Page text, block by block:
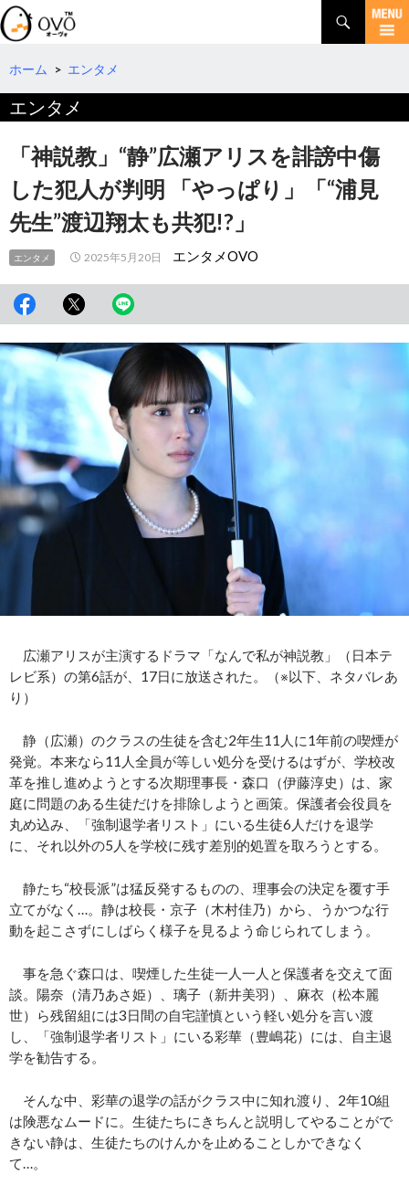
検
索
コ
テ
へ
ホーム > エンタメ
エンタメ
「神説教」“静”広瀬アリスを誹謗中傷
した犯人が判明 「やっぱり」「“浦見
先生”渡辺翔太も共犯!?」
エンタメ 2025年5月20日 エンタメOVO
広瀬アリスが主演するドラマ「なんで私が神説教」（日本テ
レビ系）の第6話が、17日に放送された。（※以下、ネタバレあ
り）
静（広瀬）のクラスの生徒を含む2年生11人に1年前の喫煙が
発覚。本来なら11人全員が等しい処分を受けるはずが、学校改
革を推し進めようとする次期理事長・森口（伊藤淳史）は、家
庭に問題のある生徒だけを排除しようと画策。保護者会役員を
丸め込み、「強制退学者リスト」にいる生徒6人だけを退学
に、それ以外の5人を学校に残す差別的処置を取ろうとする。
静たち“校長派”は猛反発するものの、理事会の決定を覆す手
立てがなく…。静は校長・京子（木村佳乃）から、うかつな行
動を起こさずにしばらく様子を見るよう命じられてしまう。
事を急ぐ森口は、喫煙した生徒一人一人と保護者を交えて面
談。陽奈（清乃あさ姫）、璃子（新井美羽）、麻衣（松本麗
世）ら残留組には3日間の自宅謹慎という軽い処分を言い渡
し、「強制退学者リスト」にいる彩華（豊嶋花）には、自主退
学を勧告する。
そんな中、彩華の退学の話がクラス中に知れ渡り、2年10組
は険悪なムードに。生徒たちにきちんと説明してやることがで
きない静は、生徒たちのけんかを止めることしかできなく
て…。